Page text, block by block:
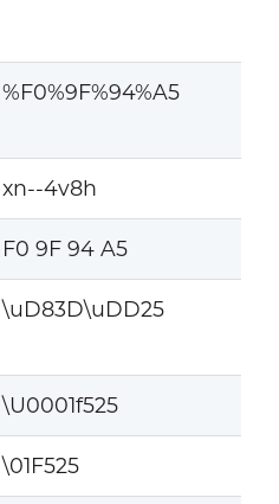
%F0%9F%94%A5
xn--4v8h
F0 9F 94 A5
\uD83D\uDD25
\U0001f525
\01F525